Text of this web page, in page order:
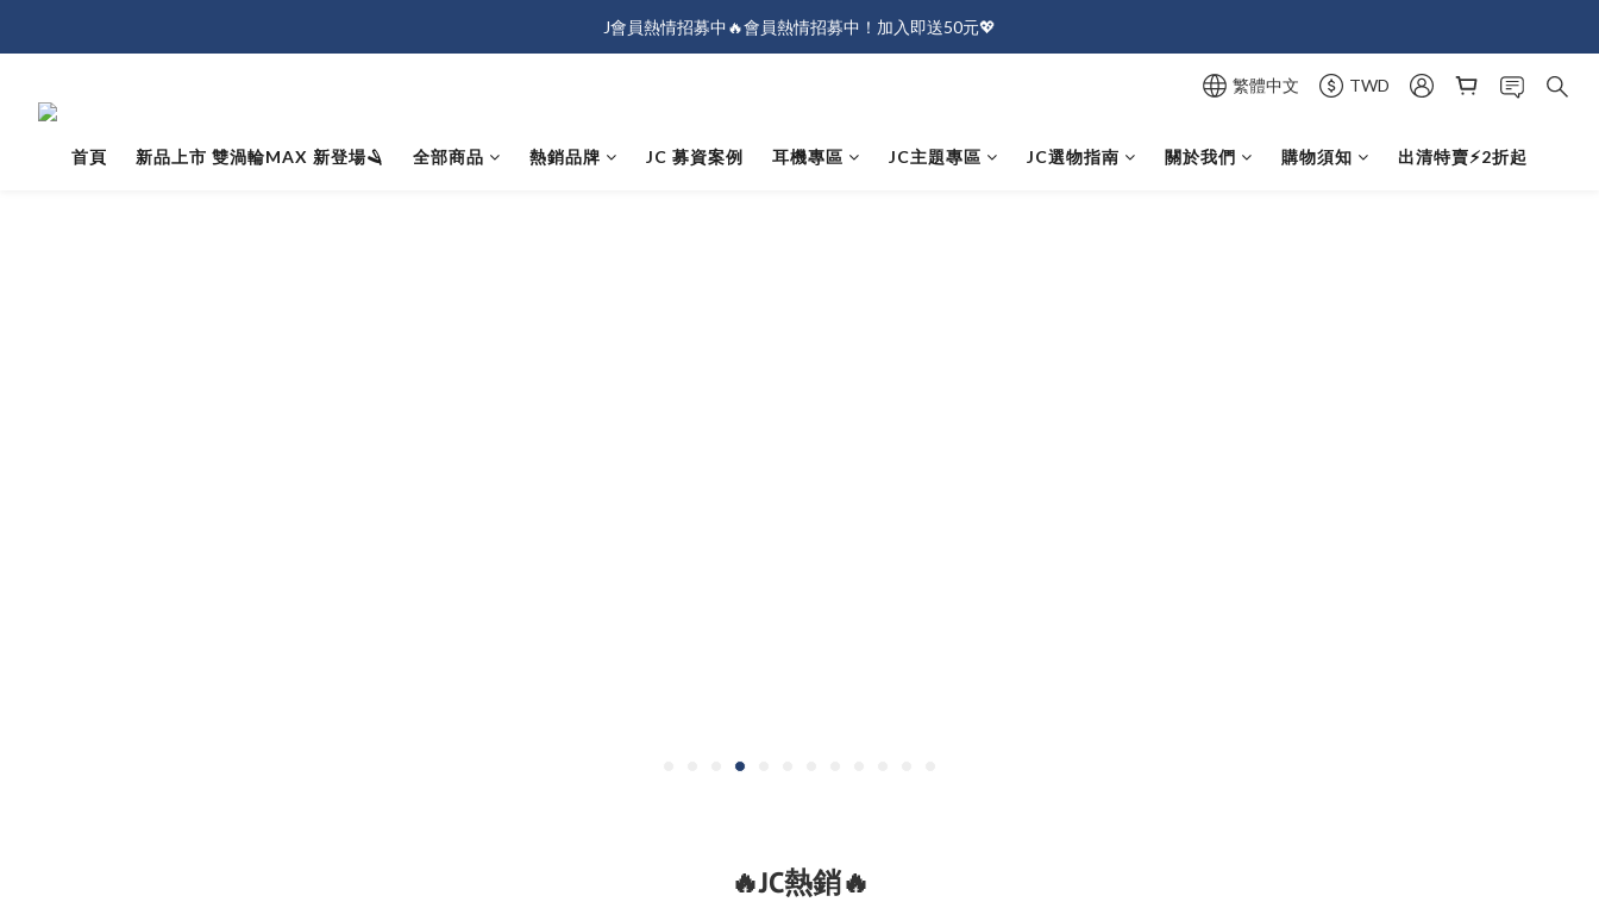
J會員熱情招募中🔥會員熱情招募中！加入即送50元💖
J會員熱情招募中🔥會員熱情招募中！加入即送50元💖
繁體中文 TWD
首頁 新品上市 雙渦輪MAX 新登場🪒 全部商品 熱銷品牌 JC 募資案例 耳機專區 JC主題專區 JC選物指南 關於我們 購物須知 出清特賣⚡️2折起
🔥JC熱銷🔥